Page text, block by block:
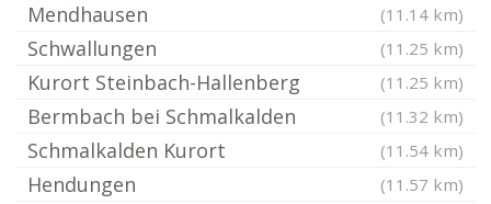
Mendhausen (11.14 km)
Schwallungen (11.25 km)
Kurort Steinbach-Hallenberg (11.25 km)
Bermbach bei Schmalkalden (11.32 km)
Schmalkalden Kurort (11.54 km)
Hendungen (11.57 km)